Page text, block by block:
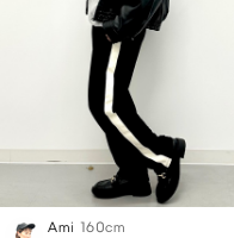
Ami 160cm